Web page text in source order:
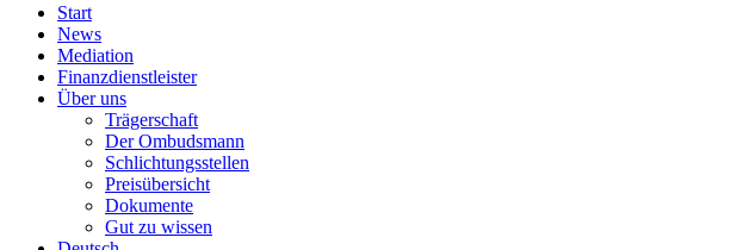
Start
News
Mediation
Finanzdienstleister
Über uns
Trägerschaft
Der Ombudsmann
Schlichtungsstellen
Preisübersicht
Dokumente
Gut zu wissen